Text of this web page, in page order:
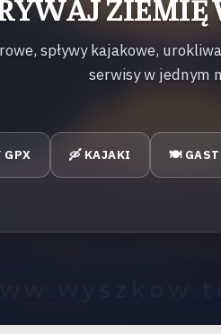
spływy kajakowe,
serwisy w jednym
GPX 🛶 KAJAKI 🍽️